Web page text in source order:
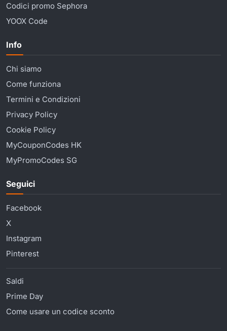
Codici promo Sephora
YOOX Code
Info
Chi siamo
Come funziona
Termini e Condizioni
Privacy Policy
Cookie Policy
MyCouponCodes HK
MyPromoCodes SG
Seguici
Facebook
X
Instagram
Pinterest
Saldi
Prime Day
Come usare un codice sconto